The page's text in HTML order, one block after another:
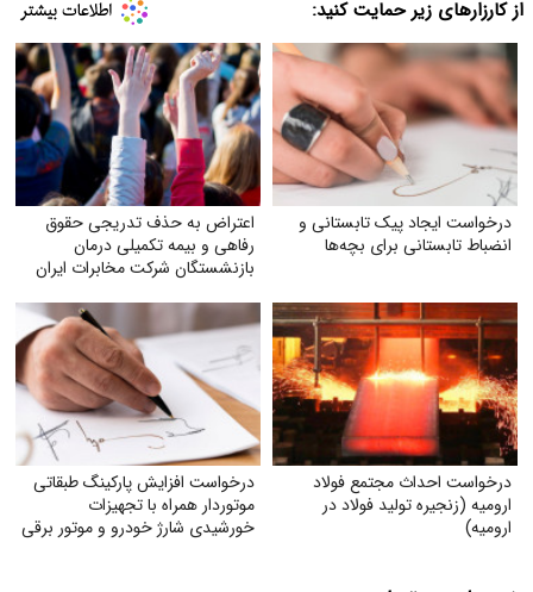
از کارزارهای زیر حمایت کنید:
درخواست ایجاد پیک تابستانی و
انضباط تابستانی برای بچه‌ها
اعتراض به حذف تدریجی حقوق
رفاهی و بیمه تکمیلی درمان
بازنشستگان شرکت مخابرات ایران
درخواست احداث مجتمع فولاد
ارومیه (زنجیره تولید فولاد در
ارومیه)
درخواست افزایش پارکینگ طبقاتی
موتوردار همراه با تجهیزات
خورشیدی شارژ خودرو و موتور برقی